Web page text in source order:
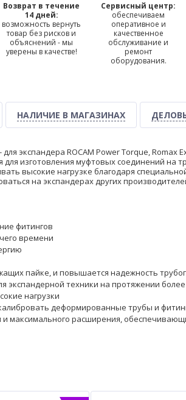
Возврат в течение
14 дней:
возможность вернуть
товар без рисков и
объяснений - мы
уверены в качестве!
Сервисный центр:
обеспечиваем
оперативное и
качественное
обслуживание и
ремонт
оборудования.
НАЛИЧИЕ В МАГАЗИНАХ
экспандера ROCAM Power Torque, Romax
для изготовления муфтовых соединений на
высокие нагрузке благодаря
на экспандерах других
фитингов
времени
пайке, и повышается надежность
экспандерной техники на протяжении более
нагрузки
деформированные трубы и
максимального расширения,